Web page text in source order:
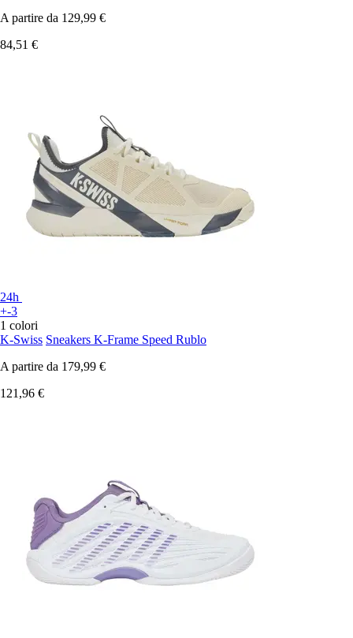
A partire da 129,99 €
84,51 €
24h
+-3
1 colori
K-Swiss Sneakers K-Frame Speed Rublo
A partire da 179,99 €
121,96 €